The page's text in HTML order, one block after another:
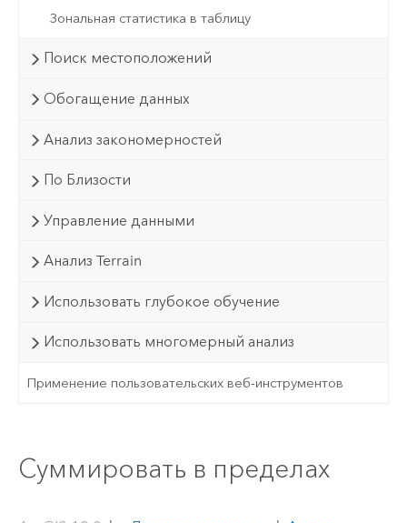
Зональная статистика в таблицу
Поиск местоположений
Обогащение данных
Анализ закономерностей
По Близости
Управление данными
Анализ Terrain
Использовать глубокое обучение
Использовать многомерный анализ
Применение пользовательских веб-инструментов
Суммировать в пределах